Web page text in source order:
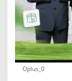
Oplus_0